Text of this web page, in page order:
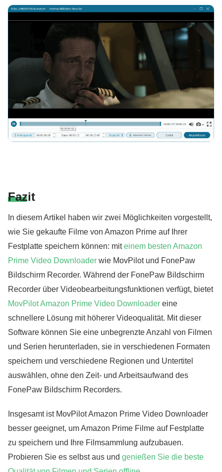
Fazit
In diesem Artikel haben wir zwei Möglichkeiten vorgestellt,
wie Sie gekaufte Filme von Amazon Prime auf Ihrer
Festplatte speichern können: miteinem besten Amazon
Prime Video Downloaderwie MovPilot und FonePaw
Bildschirm Recorder. Während der FonePaw Bildschirm
Recorder über Videobearbeitungsfunktionen verfügt, bietet
MovPilot Amazon Prime Video Downloadereine
schnellere Lösung mit höherer Videoqualität. Mit dieser
Software können Sie eine unbegrenzte Anzahl von Filmen
und Serien herunterladen, sie in verschiedenen Formaten
speichern und verschiedene Regionen und Untertitel
auswählen, ohne den Zeit- und Arbeitsaufwand des
FonePaw Bildschirm Recorders.
Insgesamt ist MovPilot Amazon Prime Video Downloader
besser geeignet, um Amazon Prime Filme auf Festplatte
zu speichern und Ihre Filmsammlung aufzubauen.
Probieren Sie es selbst aus und genießen Sie die beste